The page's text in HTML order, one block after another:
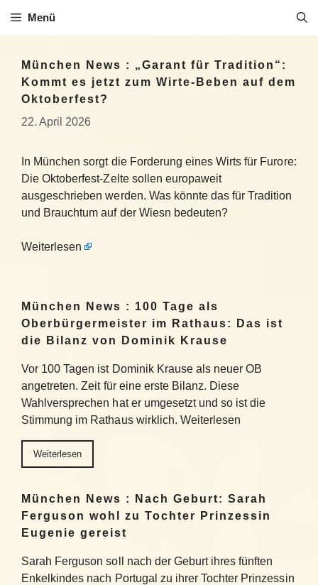
Inhalt
Menü
München News : „Garant für Tradition“:
Kommt es jetzt zum Wirte-Beben auf dem
Oktoberfest?
22. April 2026
In München sorgt die Forderung eines Wirts für Furore:
Die Oktoberfest-Zelte sollen europaweit
ausgeschrieben werden. Was könnte das für Tradition
und Brauchtum auf der Wiesn bedeuten?
Weiterlesen
München News : 100 Tage als
Oberbürgermeister im Rathaus: Das ist
die Bilanz von Dominik Krause
Vor 100 Tagen ist Dominik Krause als neuer OB
angetreten. Zeit für eine erste Bilanz. Diese
Wahlversprechen hat er umgesetzt und so ist die
Stimmung im Rathaus wirklich. Weiterlesen
Weiterlesen
München News : Nach Geburt: Sarah
Ferguson wohl zu Tochter Prinzessin
Eugenie gereist
Sarah Ferguson soll nach der Geburt ihres fünften
Enkelkindes nach Portugal zu ihrer Tochter Prinzessin